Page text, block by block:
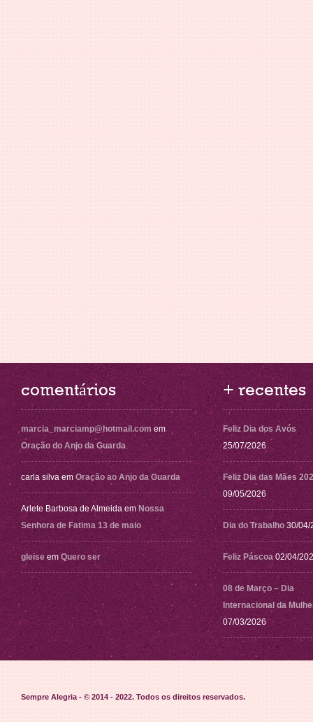
comentários
marcia_marciamp@hotmail.com em
Oração do Anjo da Guarda
carla silva em Oração ao Anjo da Guarda
Arlete Barbosa de Almeida em Nossa
Senhora de Fatima 13 de maio
gleise em Quero ser
+ recentes
Feliz Dia dos Avós
25/07/2026
Feliz Dia das Mães
09/05/2026
Dia do Trabalho 30/04/
Feliz Páscoa 02/04/
08 de Março – Dia
Internacional da
07/03/2026
Sempre Alegria - © 2014 - 2022. Todos os direitos reservados.